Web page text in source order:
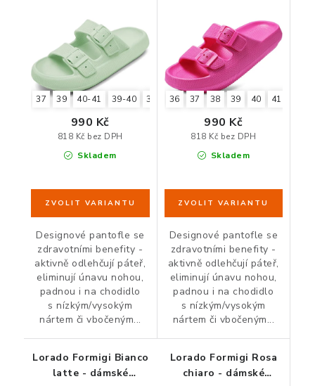
DESIGN A STYL V KANCELÁŘI
ZDRAVÁ KANCELÁŘ
ČISTIČKY VZDUCHU
VODNÍ FILTRY
O nákupu Reklamace, výměna a vrácení
Showroom
a oteklé nohy
37 39 40-41 39-40 37-38
Skladem
818 Kč bez DPH
990 Kč
Designové pantofle se
zdravotními benefity -
aktivně odlehčují páteř,
eliminují únavu nohou,
padnou i na chodidlo
s nízkým/vysokým
nártem či vbočeným...
a oteklé nohy
36 37 38 39 40 41
Skladem
818 Kč bez DPH
990 Kč
Designové pantofle se
zdravotními benefity -
aktivně odlehčují páteř,
eliminují únavu nohou,
padnou i na chodidlo
s nízkým/vysokým
nártem či vbočeným...
Lorado Formigi Bianco
latte - dámské
Lorado Formigi Rosa
chiaro - dámské